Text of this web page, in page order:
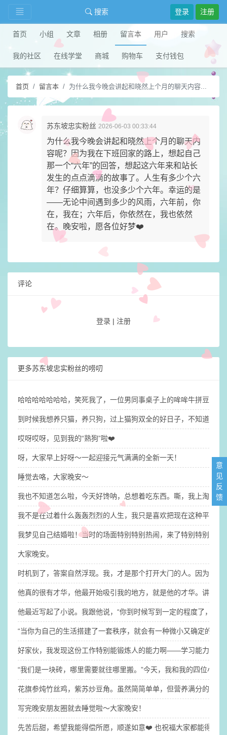
搜索 登录 注册
首页 小组 文章 相册 留言本 用户 搜索
我的社区 在线学堂 商城 购物车 支付钱包
首页 留言本 为什么我今晚会讲起和晓然上个月的聊天内容...
苏东坡忠实粉丝 2026-06-03 00:33:44
为什么我今晚会讲起和晓然上个月的聊天内
容呢？因为我在下班回家的路上，想起自己
那一个“六年”的回答，想起这六年来和站长
发生的点点滴滴的故事了。人生有多少个六
年？仔细算算，也没多少个六年。幸运的是
——无论中间遇到多少的风雨，六年前，你
在，我在；六年后，你依然在，我也依然
在。​晚安啦，愿各位好梦❤️
评论
登录 | 注册
更多苏东坡忠实粉丝的唠叨
哈哈哈哈哈哈哈，笑死我了，一位男同事桌子上的哞哞牛拼豆有点
到时候我想养只猫，养只狗，过上猫狗双全的好日子，不知道我
哎呀哎呀，见到我的“熟狗”啦❤️
呀，大家早上好呀～一起迎接元气满满的全新一天！
睡觉去咯，大家晚安～
我也不知道怎么啦，今天好馋呐，总想着吃东西。嘶，我上淘宝
我不是在过着什么轰轰烈烈的人生，我只是喜欢把现在这种平平
我梦见自己结婚啦！​当时的场面特别特别热闹，来了特别特别多
大家晚安。
时机到了，答案自然浮现。我，才是那个打开大门的人。因为钥匙
他真的很有才华，他最开始吸引我的地方，就是他的才华。讲真
他最近写起了小说。​我跟他说，“你到时候写到一定的程度了，你
“当你为自己的生活搭建了一套秩序，就会有一种微小又确定的稳
好家伙，我发现这份工作特别能锻炼人的能力啊——学习能力、适
“我们是一块砖，哪里需要就往哪里搬。”​今天，我和我的四位小
花旗参炖竹丝鸡，紫苏炒豆角。虽然简简单单，但营养满分的晚餐
写完晚安朋友圈就去睡觉啦～​大家晚安！
先苦后甜，希望我能得偿所愿，顺遂如意❤️ 也祝福大家都能得偿
意
见
反
馈